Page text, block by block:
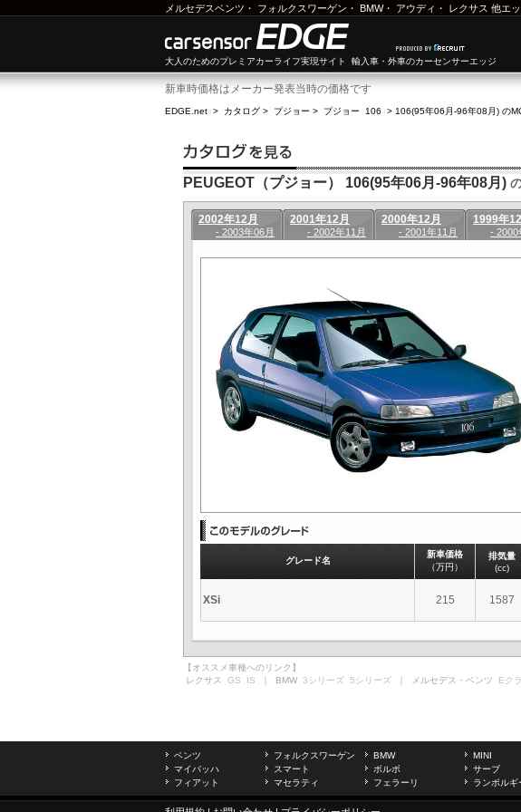
メルセデスベンツ ・ フォルクスワーゲン ・ BMW・ アウディ ・ レクサス 他エ
大人のためのプレミアカーライフ実現サイト 輸入車・外車のカーセンサーエッジ
新車時価格はメーカー発表当時の価格です
EDGE.net > カタログ > プジョー > プジョー 106 > 106(95年06月-96年08月) の
PEUGEOT（プジョー） 106(95年06月-96年08月)
2002年12月
- 2003年06月
2001年12月
- 2002年11月
2000年12月
- 2001年11月
1999年
- 2000
グレード名
新車価格
（万円）
排気量
(cc)
XSi 215 1587
【オススメ車種へのリンク】
レクサス GS IS ｜ BMW 3シリーズ 5シリーズ ｜ メルセデス・ベンツ Eク
ベンツ フォルクスワーゲン BMW MINI
マイバッハ
スマート ボルボ サーブ
フィアット
マセラティ フェラーリ ランボルギ